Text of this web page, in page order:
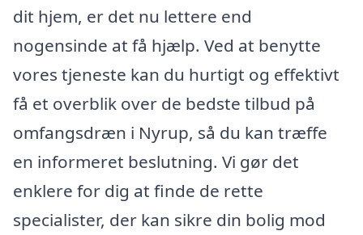
dit hjem, er det nu lettere end
nogensinde at få hjælp. Ved at benytte
vores tjeneste kan du hurtigt og effektivt
få et overblik over de bedste tilbud på
omfangsdræn i Nyrup, så du kan træffe
en informeret beslutning. Vi gør det
enklere for dig at finde de rette
specialister, der kan sikre din bolig mod